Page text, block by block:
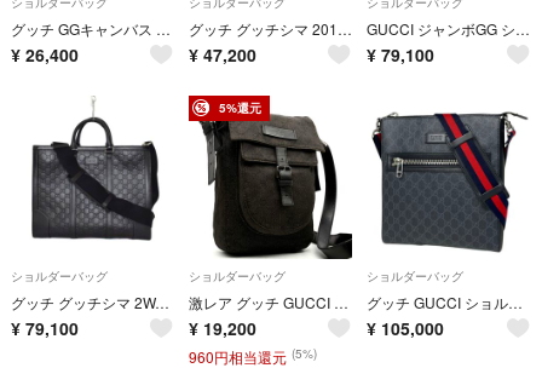
グッチ GGキャンバス 27639 レザー ショルダーバッグ 斜め掛け メッセンジャー 通勤 本革 ブラウン 茶色 メンズ RRM DN46-9
¥ 26,400
グッチ グッチシマ 201448 レザー ショルダーバッグ 斜め掛け メッセンジャー ブラック 黒 メンズ REE DJ45-2
¥ 47,200
GUCCI ジャンボGG ショルダーバッグ メッセンジャーバッグ 675891
¥ 79,100
ショルダーバッグ
グッチ グッチシマ 2WAY ハンドバッグ ショルダーバッグ 428043
¥ 79,100
5%還元
ショルダーバッグ
激レア グッチ GUCCI ショルダーバッグ クロスボディ GGキャンバス レザー ロゴプレート ブラック 黒 斜め掛け カバン 夏休み 帰省 お盆 敬老の日 シルバーウィーク 秋 ハロウィン 七五三 ギフト プレゼント
¥ 19,200
960円相当還元 (5%)
ショルダーバッグ
グッチ GUCCI ショルダーバッグ GG柄 GGスプリーム シェリーライン ウェブ コーティングキャンバス ブラック 474137 メンズ 【中古】
¥ 105,000